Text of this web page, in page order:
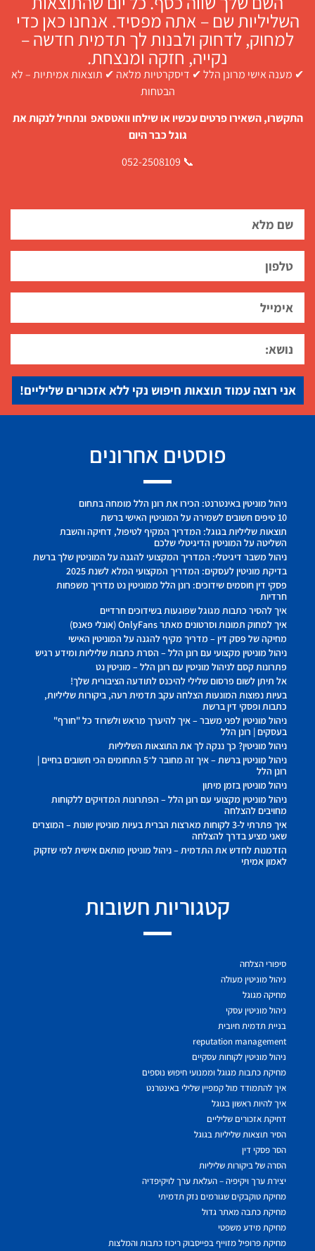
השליליות שם – אתה מפסיד. אנחנו כאן כדי
למחוק, לדחוק ולבנות לך תדמית חדשה –
נקייה, חזקה ומנצחת.
✔ מענה אישי מרונן הלל ✔ דיסקרטיות מלאה ✔ תוצאות אמיתיות – לא
הבטחות
התקשרו, השאירו פרטים עכשיו או שילחו וואטסאפ ונתחיל לנקות את
גוגל כבר היום
📞 052-2508109
אני רוצה עמוד תוצאות חיפוש נקי ללא אזכורים שליליים!
פוסטים אחרונים
ניהול מוניטין באינטרנט: הכירו את רונן הלל מומחה בתחום
10 טיפים חשובים לשמירה על המוניטין האישי ברשת
תוצאות שליליות בגוגל: המדריך המקיף לטיפול, דחיקה והשבת
השליטה על המוניטין הדיגיטלי שלכם
ניהול משבר דיגיטלי: המדריך המקצועי להגנה על המוניטין שלך ברשת
בדיקת מוניטין לעסקים: המדריך המקצועי המלא לשנת 2025
פסקי דין חוסמים שידוכים: רונן הלל ממוניטין נט מדריך משפחות
חרדיות
איך להסיר כתבות מגוגל שפוגעות בשידוכים חרדיים
איך למחוק תמונות וסרטונים מאתר OnlyFans (אונלי פאנס)
מחיקה של פסק דין – מדריך מקיף להגנה על המוניטין האישי
ניהול מוניטין מקצועי עם רונן הלל – הסרת כתבות שליליות ומידע רגיש
פתרונות קסם לניהול מוניטין עם רונן הלל – מוניטין נט
אל תיתן לשום פרסום שלילי להיכנס לתודעה הציבורית שלך!
בעיות נפוצות המונעות הצלחה עקב תדמית רעה, ביקורות שליליות,
כתבות ופסקי דין ברשת
ניהול מוניטין לפני משבר – איך להיערך מראש ולשרוד כל "חורף"
בעסקים | רונן הלל
ניהול מוניטין? כך ננקה לך את התוצאות השליליות
ניהול מוניטין ברשת – איך זה מחובר ל־5 התחומים הכי חשובים בחיים |
רונן הלל
ניהול מוניטין בזמן מיתון
ניהול מוניטין מקצועי עם רונן הלל – הפתרונות המדויקים ללקוחות
מחויבים להצלחה
איך פתרתי ל-3 לקוחות מארצות הברית בעיות מוניטין שונות – המוצרים
שאני מציע בדרך להצלחה
הזדמנות לחדש את התדמית – ניהול מוניטין מותאם אישית למי שזקוק
לאמון אמיתי
קטגוריות חשובות
סיפורי הצלחה
ניהול מוניטין מעולה
מחיקה מגוגל
ניהול מוניטין עסקי
בניית תדמית חיובית
reputation management
ניהול מוניטין לקוחות עסקיים
מחיקת כתבות מגוגל וממנועי חיפוש נוספים
איך להתמודד מול קמפיין שלילי באינטרנט
איך להיות ראשון בגוגל
דחיקת אזכורים שליליים
הסיר תוצאות שליליות בגוגל
הסר פסקי דין
הסרה של ביקורות שליליות
יצירת ערך ויקיפיה – העלאת ערך לויקיפדיה
מחיקת טוקבקים שגורמים נזק תדמיתי
מחיקת כתבה מאתר גדול
מחיקת מידע משפטי
מחיקת פרופיל מזוייף בפייסבוק ריכוז כתבות והמלצות